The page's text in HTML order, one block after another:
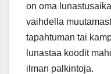
on oma
vaihdella
tapahtuman tai
lunastaa koodit
ilman palkintoja.